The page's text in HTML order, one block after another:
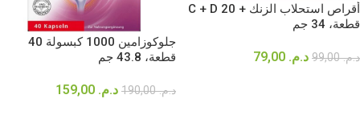
أقراص استحلاب الزنك + C + D 20
قطعة، 34 جم
د.م.99,00 د.م.
جلوكوزامين 1000 كبسولة 40
قطعة، 43.8 جم
د.م.190,00 د.م.